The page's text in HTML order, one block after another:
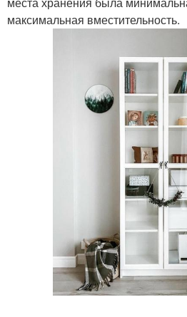
максимальная вместительность.